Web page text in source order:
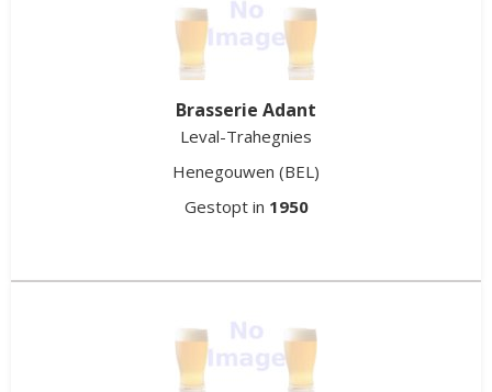
Brasserie Adant
Leval-Trahegnies
Henegouwen (BEL)
Gestopt in 1950